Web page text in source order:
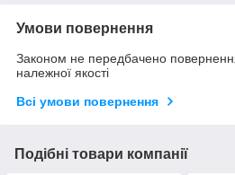
Умови повернення
Законом не передбачено
належної якості
Всі умови повернення
Подібні товари компанії